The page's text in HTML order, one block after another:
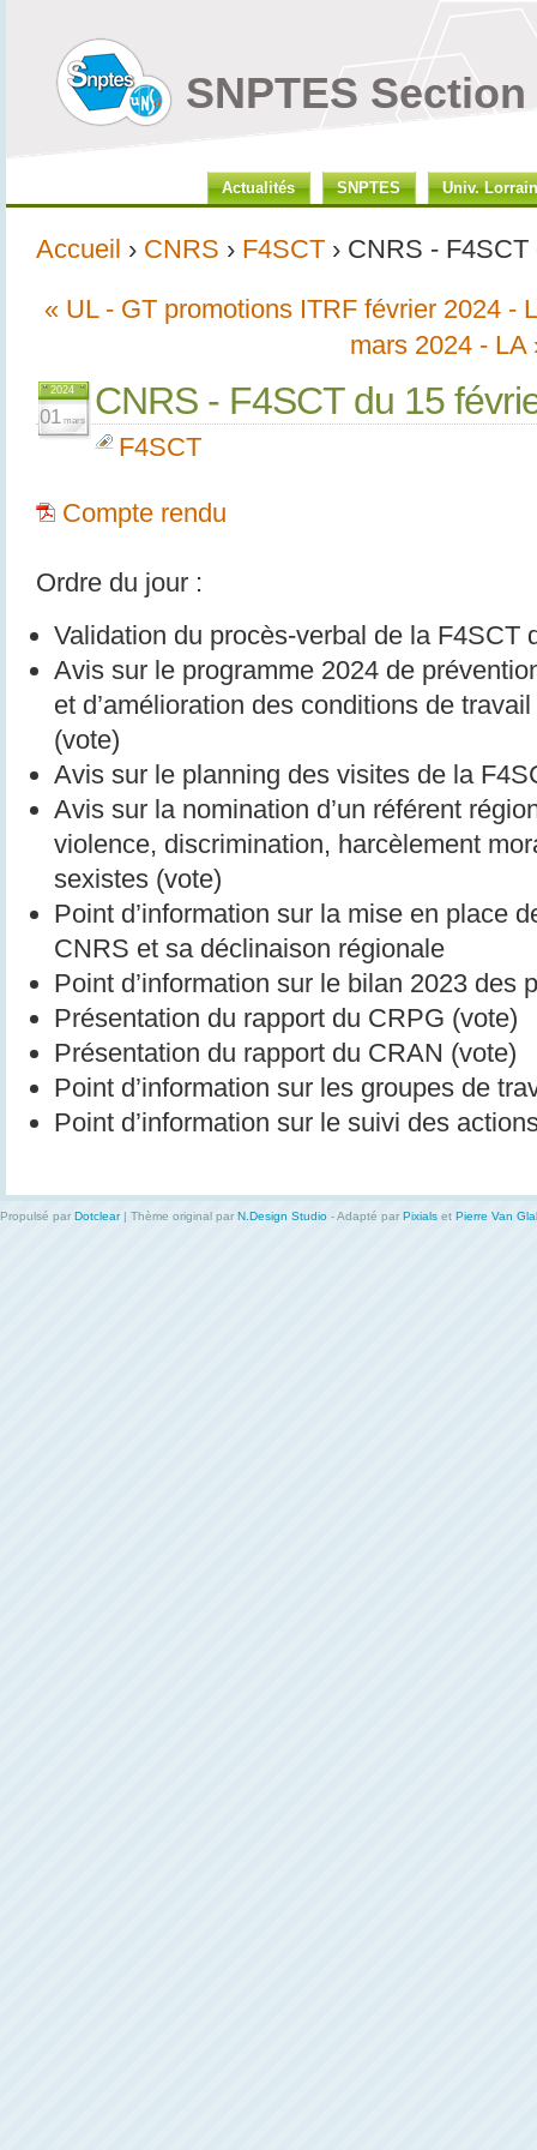
SNPTES
Actualités SNPTES Univ.
Accueil › CNRS › F4SCT › CNRS -
« UL - GT promotions ITRF février 2024 -
mars 2024 - LA
2024
01 mars CNRS - F4SCT du 15
F4SCT
Compte rendu
Ordre du jour :
Validation du procès-verbal de la F4SCT
Avis sur le programme 2024 de
et d’amélioration des conditions de
(vote)
Avis sur le planning des visites de la
Avis sur la nomination d’un référent
violence, discrimination, harcèlement
sexistes (vote)
Point d’information sur la mise en place
CNRS et sa déclinaison régionale
Point d’information sur le bilan 2023 des
Présentation du rapport du CRPG (vote)
Présentation du rapport du CRAN (vote)
Point d’information sur les groupes de
Point d’information sur le suivi des
Propulsé par Dotclear| Thème original par N.Design Studio - Adapté par Pixials et Pierre Van